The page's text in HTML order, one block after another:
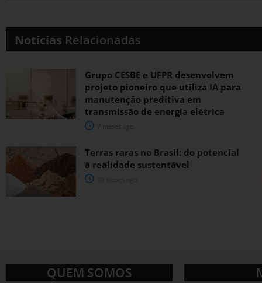
Notícias Relacionadas
Grupo CESBE e UFPR desenvolvem
projeto pioneiro que utiliza IA para
manutenção preditiva em
transmissão de energia elétrica
Terras raras no Brasil: do potencial
à realidade sustentável
QUEM SOMOS